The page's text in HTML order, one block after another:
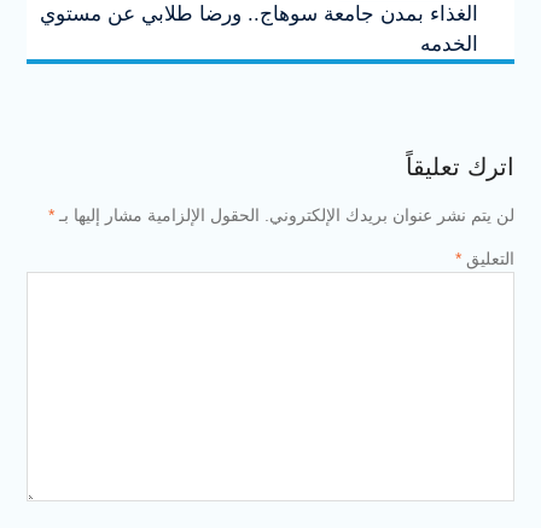
الغذاء بمدن جامعة سوهاج.. ورضا طلابي عن مستوي
الخدمه
اترك تعليقاً
لن يتم نشر عنوان بريدك الإلكتروني. الحقول الإلزامية مشار إليها بـ *
التعليق *